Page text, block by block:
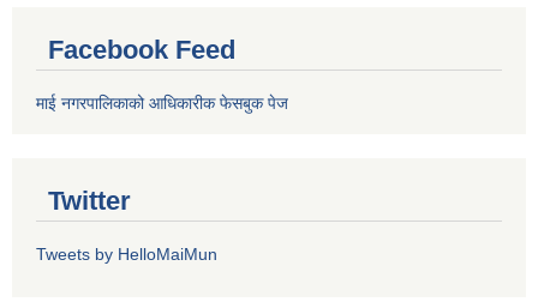
Facebook Feed
माई नगरपालिकाको आधिकारीक फेसबुक पेज
Twitter
Tweets by HelloMaiMun